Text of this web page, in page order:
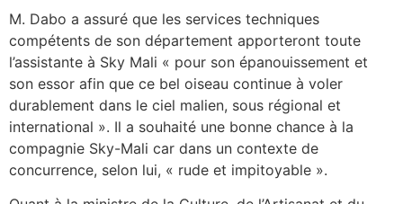
M. Dabo a assuré que les services techniques
compétents de son département apporteront toute
l’assistante à Sky Mali « pour son épanouissement et
son essor afin que ce bel oiseau continue à voler
durablement dans le ciel malien, sous régional et
international ». Il a souhaité une bonne chance à la
compagnie Sky-Mali car dans un contexte de
concurrence, selon lui, « rude et impitoyable ».